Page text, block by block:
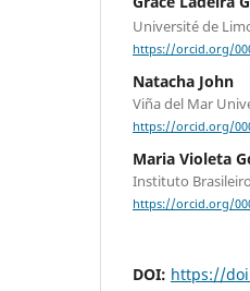
Université de
https://orcid.org/
Natacha John
Viña del Mar
https://orcid.org/
Maria Violeta
Instituto
https://orcid.org/
DOI: https://